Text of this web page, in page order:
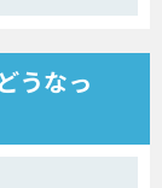
うなっ